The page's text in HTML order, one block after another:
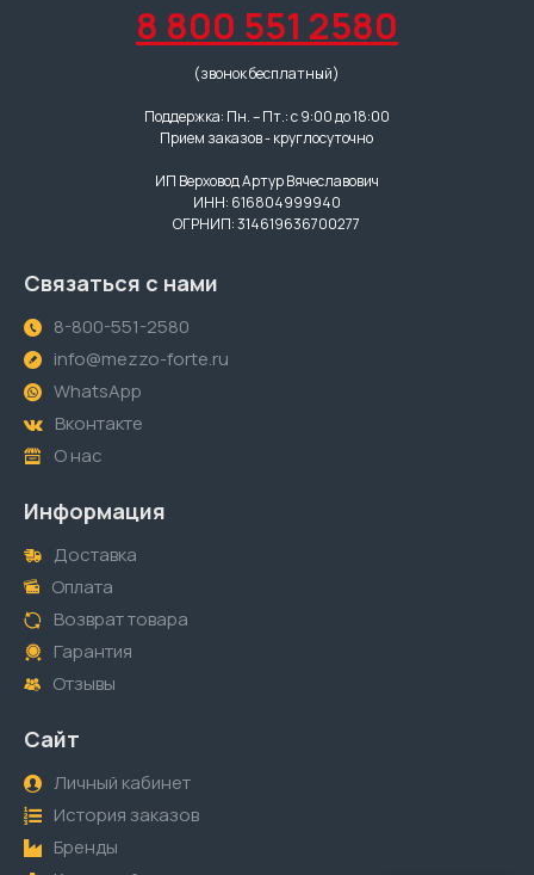
8 800 551 2580
(звонок бесплатный)
Поддержка: Пн. – Пт.: с 9:00 до 18:00
Прием заказов - круглосуточно
ИП Верховод Артур Вячеславович
ИНН: 616804999940
ОГРНИП: 314619636700277
Связаться с нами
8-800-551-2580
info@mezzo-forte.ru
WhatsApp
Вконтакте
О нас
Информация
Доставка
Оплата
Возврат товара
Гарантия
Отзывы
Сайт
Личный кабинет
История заказов
Бренды